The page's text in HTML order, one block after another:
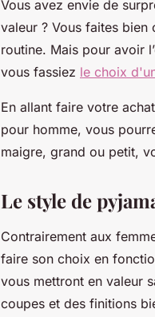
Vous avez envie de
valeur ? Vous faites
routine. Mais pour avoir
vous fassiez le choix
En allant faire votre
pour homme, vous
maigre, grand ou petit,
Le style de
Contrairement aux
faire son choix en
vous mettront en valeur
coupes et des finitions